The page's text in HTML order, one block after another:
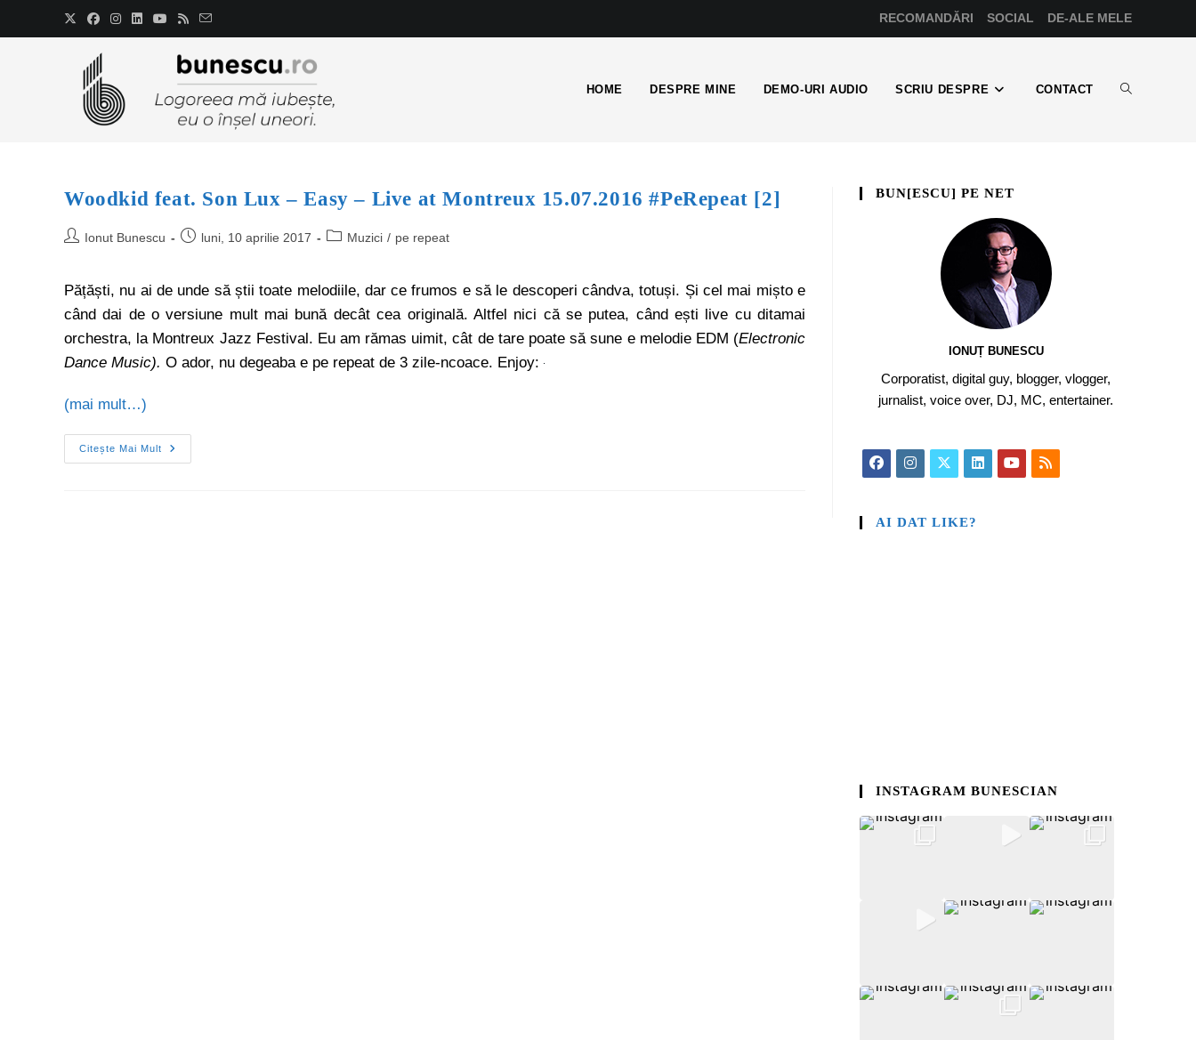
RECOMANDĂRI SOCIAL DE-ALE MELE
HOME DESPRE MINE DEMO-URI AUDIO SCRIU DESPRE CONTACT
Woodkid feat. Son Lux – Easy – Live at Montreux 15.07.2016 #PeRepeat [2]
Ionut Bunescu luni, 10 aprilie 2017 Muzici / pe repeat
Pățăști, nu ai de unde să știi toate melodiile, dar ce frumos e să le descoperi cândva, totuși. Și cel mai mișto e
când dai de o versiune mult mai bună decât cea originală. Altfel nici că se putea, când ești live cu ditamai
orchestra, la Montreux Jazz Festival. Eu am rămas uimit, cât de tare poate să sune e melodie EDM (Electronic
Dance Music). O ador, nu degeaba e pe repeat de 3 zile-ncoace. Enjoy:
(mai mult…)
Citește Mai Mult
BUN[ESCU] PE NET
IONUȚ BUNESCU
Corporatist, digital guy, blogger, vlogger,
jurnalist, voice over, DJ, MC, entertainer.
AI DAT LIKE?
INSTAGRAM BUNESCIAN